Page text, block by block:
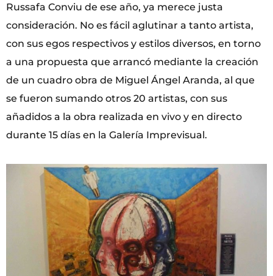
Russafa Conviu de ese año, ya merece justa
consideración. No es fácil aglutinar a tanto artista,
con sus egos respectivos y estilos diversos, en torno
a una propuesta que arrancó mediante la creación
de un cuadro obra de Miguel Ángel Aranda, al que
se fueron sumando otros 20 artistas, con sus
añadidos a la obra realizada en vivo y en directo
durante 15 días en la Galería Imprevisual.